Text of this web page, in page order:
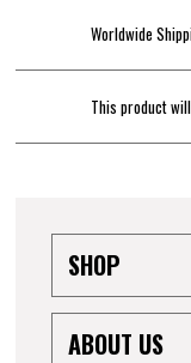
Worldwide
This product
SHOP
ABOUT US